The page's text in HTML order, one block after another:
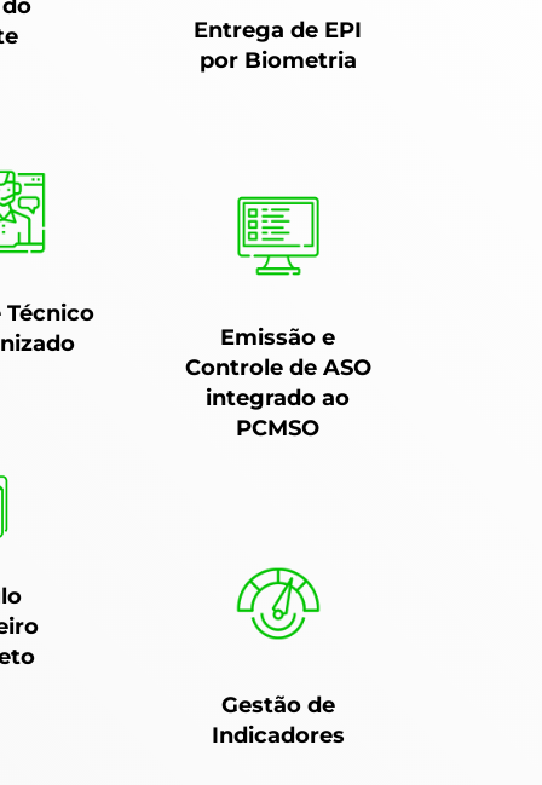
Técnico
Entrega de EPI
por Biometria
Emissão e
Controle de ASO
integrado ao
PCMSO
Gestão de
Indicadores